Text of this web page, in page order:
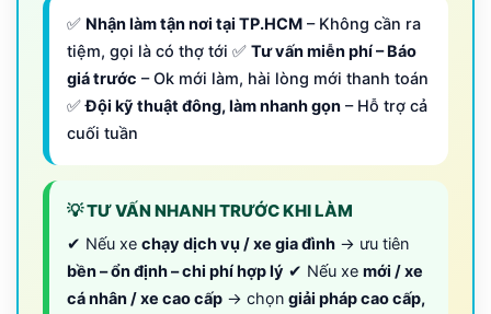
✅ Nhận làm tận nơi tại TP.HCM – Không cần ra
tiệm, gọi là có thợ tới ✅ Tư vấn miễn phí – Báo
giá trước – Ok mới làm, hài lòng mới thanh toán
✅Đội kỹ thuật đông, làm nhanh gọn – Hỗ trợ cả
cuối tuần
💡 TƯ VẤN NHANH TRƯỚC KHI LÀM
✔ Nếu xe chạy dịch vụ / xe gia đình → ưu tiên
bền – ổn định – chi phí hợp lý ✔ Nếu xe mới / xe
cá nhân / xe cao cấp → chọn giải pháp cao cấp,